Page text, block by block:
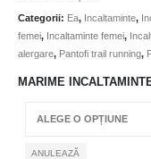
Categorii: Ea, Incaltaminte,
femei, Incaltaminte femei,
alergare, Pantofi trail running,
MARIME
ANULEAZĂ